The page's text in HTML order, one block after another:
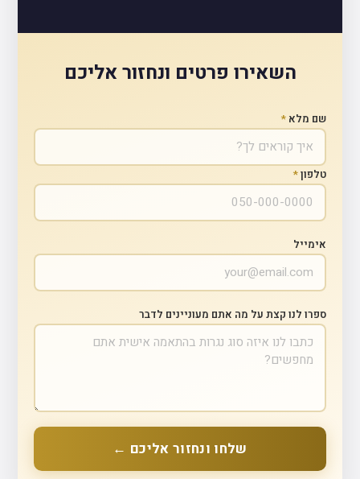
השאירו פרטים ונחזור אליכם
שם מלא*
טלפון*
אימייל
ספרו לנו קצת על מה אתם מעוניינים לדבר
שלחו ונחזור אליכם ←